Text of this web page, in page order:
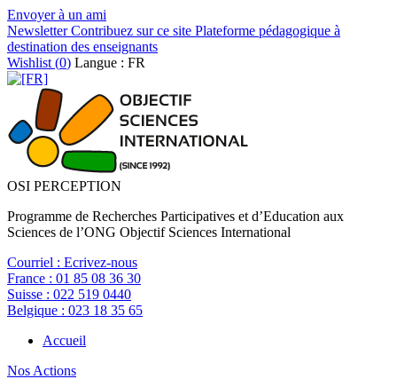
Envoyer à un ami
NewsletterContribuez sur ce site Plateforme pédagogique à
destination des enseignants
Wishlist (0) Langue : FR
OSI PERCEPTION
Programme de Recherches Participatives et d’Education aux
Sciences de l’ONG Objectif Sciences International
Courriel : Ecrivez-nous
France : 01 85 08 36 30
Suisse : 022 519 0440
Belgique : 023 18 35 65
Accueil
Nos Actions